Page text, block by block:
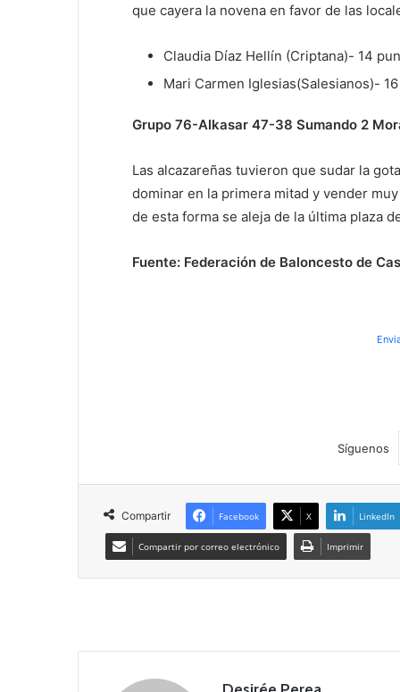
que cayera la novena en favor de las
Claudia Díaz Hellín (Criptana)- 14
Mari Carmen Iglesias(Salesianos)-
Grupo 76-Alkasar 47-38 Sumando 2
Las alcazareñas tuvieron que sudar la
dominar en la primera mitad y vender
de esta forma se aleja de la última plaza
Fuente: Federación de Baloncesto de
Síguenos
Compartir Facebook X LinkedIn
Compartir por correo electrónico Imprimir